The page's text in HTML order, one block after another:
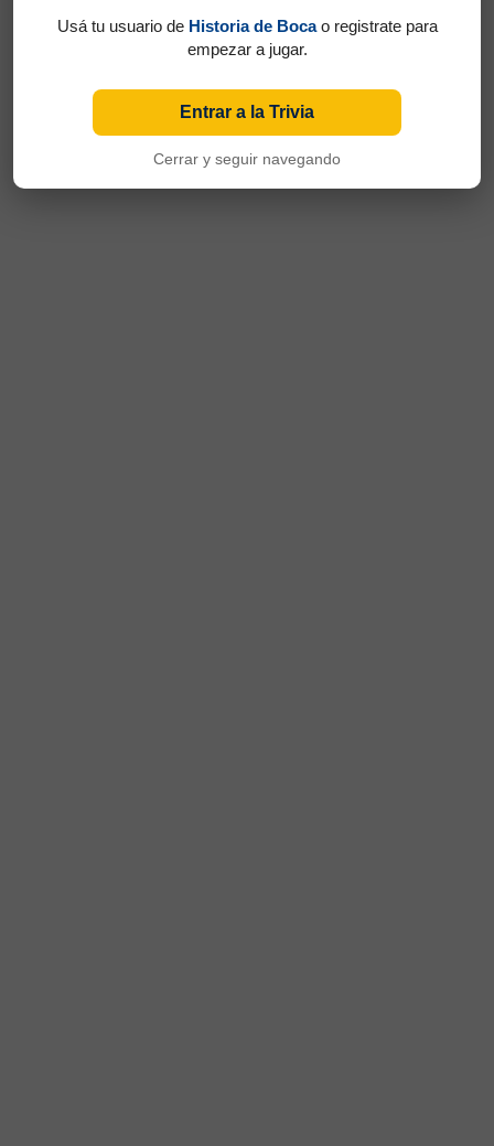
Usá tu usuario de Historia de Bocao registrate para
empezar a jugar.
Entrar a la Trivia
Cerrar y seguir navegando